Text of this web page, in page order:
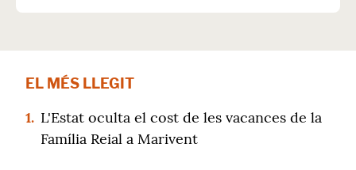
EL MÉS LLEGIT
1. L'Estat oculta el cost de les vacances de la
Família Reial a Marivent